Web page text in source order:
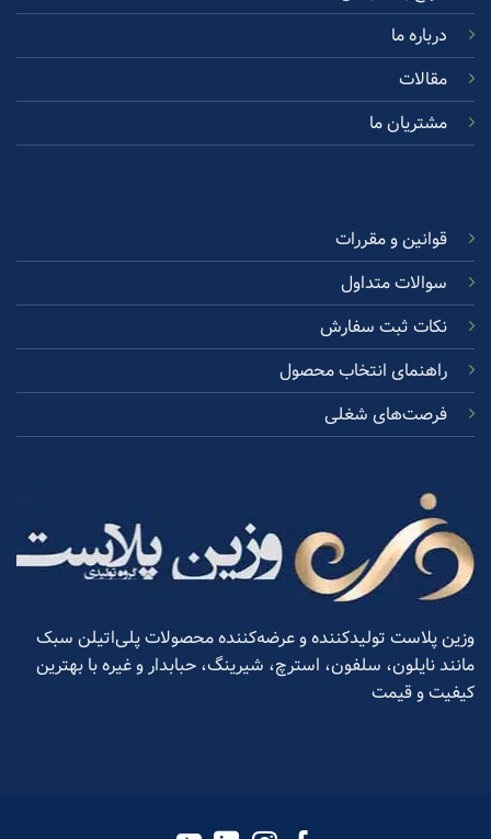
درباره ما
مقالات
مشتریان ما
قوانین و مقررات
سوالات متداول
نکات ثبت سفارش
راهنمای انتخاب محصول
فرصت‌های شغلی
وزین پلاست تولیدکننده و عرضه‌کننده محصولات پلی‌اتیلن سبک
مانند نایلون، سلفون، استرچ، شیرینگ، حبابدار و غیره با بهترین
کیفیت و قیمت